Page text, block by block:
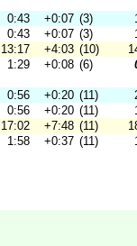
0:43 +0:07 (3)
0:43 +0:07 (3)
13:17
+4:03 (10)
1:29
+0:08 (6)
0:56 +0:20 (11)
0:56 +0:20 (11)
17:02
+7:48 (11)
1:58
+0:37 (11)